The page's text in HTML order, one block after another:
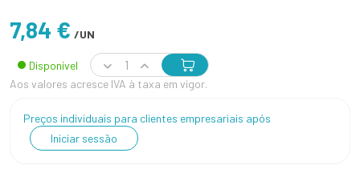
7,84 € /UN
Disponível
Aos valores acresce IVA à taxa em vigor.
Preços individuais para clientes empresariais após
Iniciar sessão